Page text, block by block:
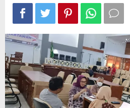
Diperkenalkan
pada
Masyarakat